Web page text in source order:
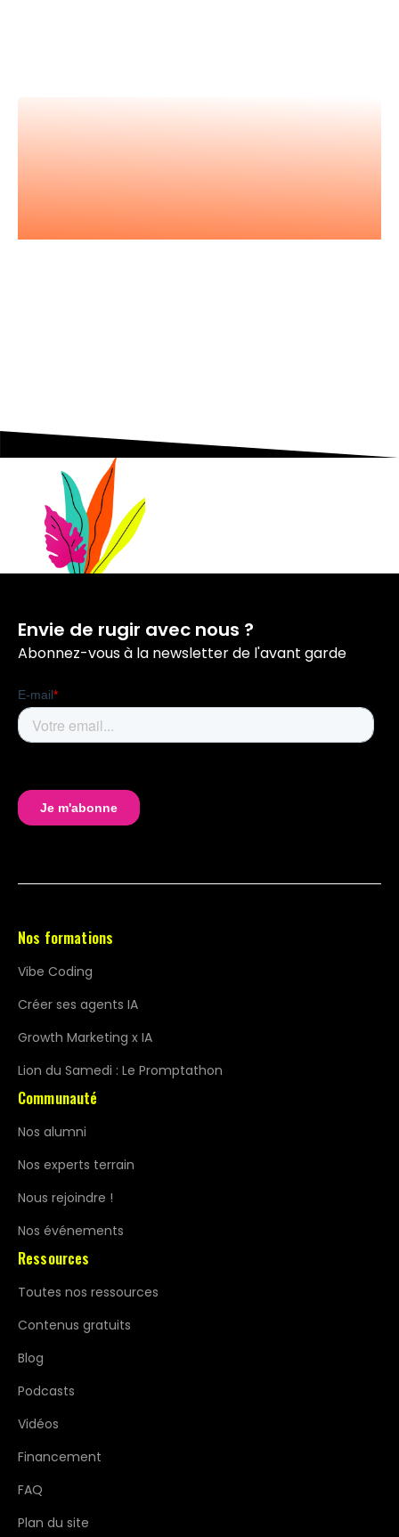
Envie de rugir avec nous ?
Abonnez-vous à la newsletter de l'avant garde
Nos formations
Vibe Coding
Créer ses agents IA
Growth Marketing x IA
Lion du Samedi : Le Promptathon
Communauté
Nos alumni
Nos experts terrain
Nous rejoindre !
Nos événements
Ressources
Toutes nos ressources
Contenus gratuits
Blog
Podcasts
Vidéos
Financement
FAQ
Plan du site